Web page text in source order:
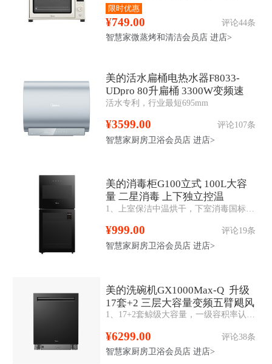
限时优惠
¥749.00
评论44条
智慧家微蒸烤和清洁会员店 进店>
美的活水扁桶电热水器F8033-
UDpro 80升扁桶 3300W变频速
热 一级能效
活水专利，行业最短695mm
¥3599.00
评论107条
智慧家厨房卫浴会员店 进店>
美的消毒柜G100立式 100L大容
量 二星消毒 上下独立控温
¥999.00
评论19条
智慧家厨房卫浴会员店 进店>
美的洗碗机GX1000Max-Q 升级
17套+2 三层大容量变频五臂飓风
洗 105℃热风烘干
¥6299.00
评论38条
智慧家厨房卫浴会员店 进店>